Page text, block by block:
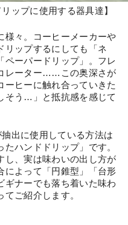
ップに使用する器具達】
様々。コーヒーメーカーや
リップするにしても「ネ
ペーパードリップ」。フレ
レーター……この奥深さが
ーヒーに触れ合っていきた
そう…」と抵抗感を感じて
出に使用している方法は
たハンドドリップ」です。
し、実は味わいの出し方が
によって「円錐型」「台形
ギナーでも落ち着いた味わ
ご紹介します。